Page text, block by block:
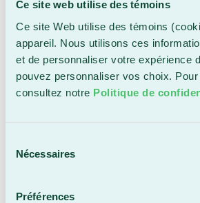
Ce site web utilise des témoins
Ce site Web utilise des témoins
appareil. Nous utilisons ces
et de personnaliser votre expérience
pouvez personnaliser vos choix.
consultez notre Politique de
Nécessaires
Préférences
Lacroix-Dutil (non applicable à la
ligne).
La Journée Hockey en Beauce,
unique de vivre le hockey
Pour ne rien manquer et rester à
dernières nouvelles, vous
condors.ca, vous joindre au
suivre la chaîne